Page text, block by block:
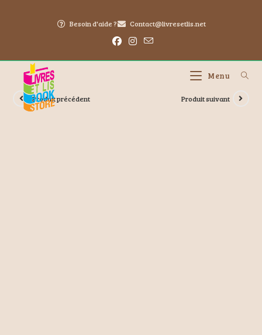
Besoin d'aide ? Contact@livresetlis.net
Menu
Produit précédent Produit suivant